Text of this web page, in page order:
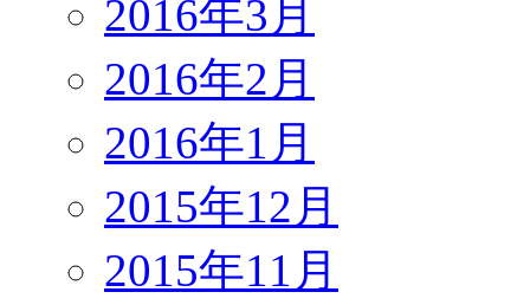
2016年3月
2016年2月
2016年1月
2015年12月
2015年11月